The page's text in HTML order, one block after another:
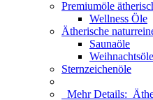
Premiumöle
Wellness Öle
Ätherische
Saunaöle
Weihnachtsöle
Sternzeichenöle
Mehr Details: